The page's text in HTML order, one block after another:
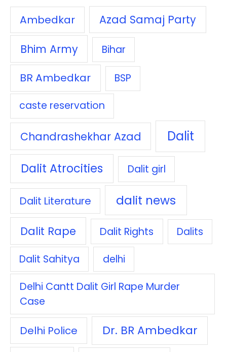
Ambedkar
Azad Samaj Party
Bhim Army
Bihar
BR Ambedkar
BSP
caste reservation
Chandrashekhar Azad Dalit
Dalit Atrocities Dalit girl
Dalit Literature dalit news
Dalit Rape Dalit Rights Dalits
Dalit Sahitya delhi
Delhi Cantt Dalit Girl Rape Murder
Case
Delhi Police Dr. BR Ambedkar